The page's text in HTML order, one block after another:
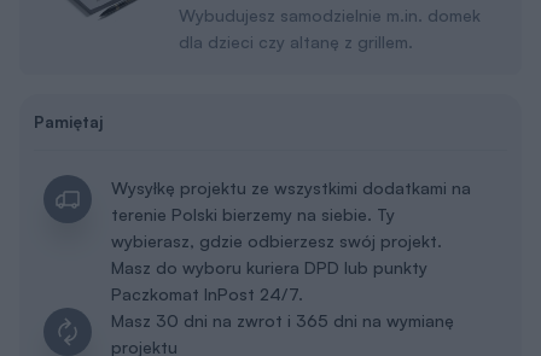
Wybudujesz samodzielnie m.in. domek
dla dzieci czy altanę z grillem.
Pamiętaj
Wysyłkę projektu ze wszystkimi dodatkami na
terenie Polski bierzemy na siebie. Ty
wybierasz, gdzie odbierzesz swój projekt.
Masz do wyboru kuriera DPD lub punkty
Paczkomat InPost 24/7.
Masz 30 dni na zwrot i 365 dni na wymianę
projektu